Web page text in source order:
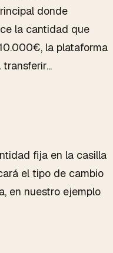
donde
la cantidad que
la plataforma
fija en la casilla
el tipo de cambio
en nuestro ejemplo